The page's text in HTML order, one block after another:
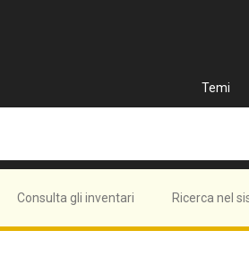
Temi
Consulta gli inventari Ricerca nel